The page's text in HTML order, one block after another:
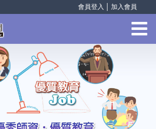
會員登入 加入會員